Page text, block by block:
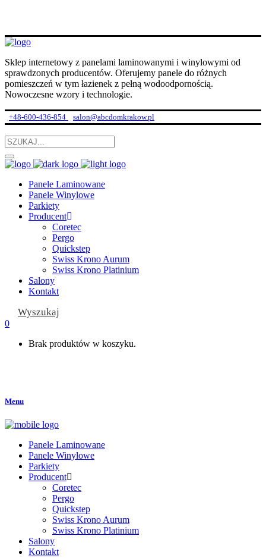
Sklep internetowy z panelami laminowanymi i winylowymi od
sprawdzonych producentów. Oferujemy panele do różnych
pomieszczeń w tym łazienek z pełną wodoodpornością.
Nowoczesne wzory i technologie.
+48-600-436-854 salon@abcdomkrakow.pl
Panele Laminowane
Panele Winylowe
Parkiety
Producent
Coretec
Pergo
Quickstep
Swiss Krono Aurum
Swiss Krono Platinium
Salony
Kontakt
Wyszukaj
0
Brak produktów w koszyku.
Menu
Panele Laminowane
Panele Winylowe
Parkiety
Producent
Coretec
Pergo
Quickstep
Swiss Krono Aurum
Swiss Krono Platinium
Salony
Kontakt